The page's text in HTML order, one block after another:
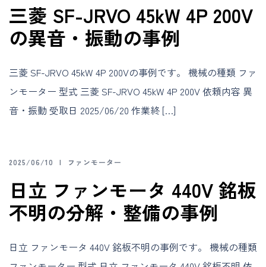
三菱 SF-JRVO 45kW 4P 200V
の異音・振動の事例
三菱 SF-JRVO 45kW 4P 200Vの事例です。 機械の種類 ファ
ンモーター 型式 三菱 SF-JRVO 45kW 4P 200V 依頼内容 異
音・振動 受取日 2025/06/20 作業終 […]
2025/06/10 ファンモーター
日立 ファンモータ 440V 銘板
不明の分解・整備の事例
日立 ファンモータ 440V 銘板不明の事例です。 機械の種類